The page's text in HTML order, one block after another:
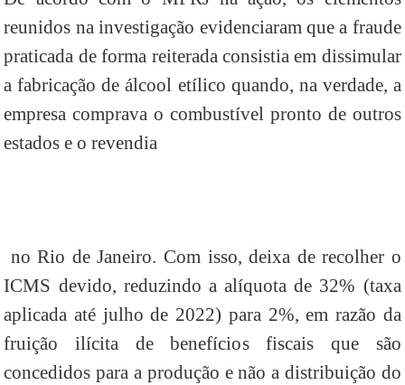
reunidos na investigação evidenciaram que a fraude
praticada de forma reiterada consistia em dissimular
a fabricação de álcool etílico quando, na verdade, a
empresa comprava o combustível pronto de outros
estados e o revendia
no Rio de Janeiro. Com isso, deixa de recolher o
ICMS devido, reduzindo a alíquota de 32% (taxa
aplicada até julho de 2022) para 2%, em razão da
fruição ilícita de benefícios fiscais que são
concedidos para a produção e não a distribuição do